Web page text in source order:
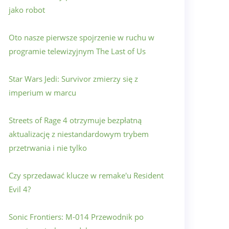
jako robot
Oto nasze pierwsze spojrzenie w ruchu w
programie telewizyjnym The Last of Us
Star Wars Jedi: Survivor zmierzy się z
imperium w marcu
Streets of Rage 4 otrzymuje bezpłatną
aktualizację z niestandardowym trybem
przetrwania i nie tylko
Czy sprzedawać klucze w remake'u Resident
Evil 4?
Sonic Frontiers: M-014 Przewodnik po